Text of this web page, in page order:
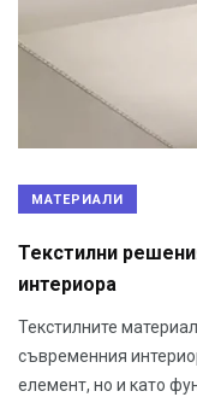
МАТЕРИАЛИ
Текстилни
интериора
Текстилните
съвременния
елемент, но и като